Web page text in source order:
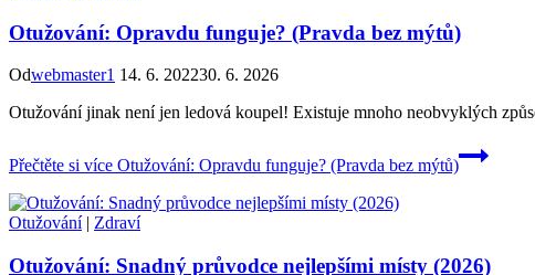
Otužování: Opravdu funguje? (Pravda bez mýtů)
Odwebmaster1 14. 6. 202230. 6. 2026
Otužování jinak není jen ledová koupel! Existuje mnoho neobvyklých
Přečtěte si více Otužování: Opravdu funguje? (Pravda bez mýtů)
Otužování| Zdraví
Otužování: Snadný průvodce nejlepšími místy (2026)